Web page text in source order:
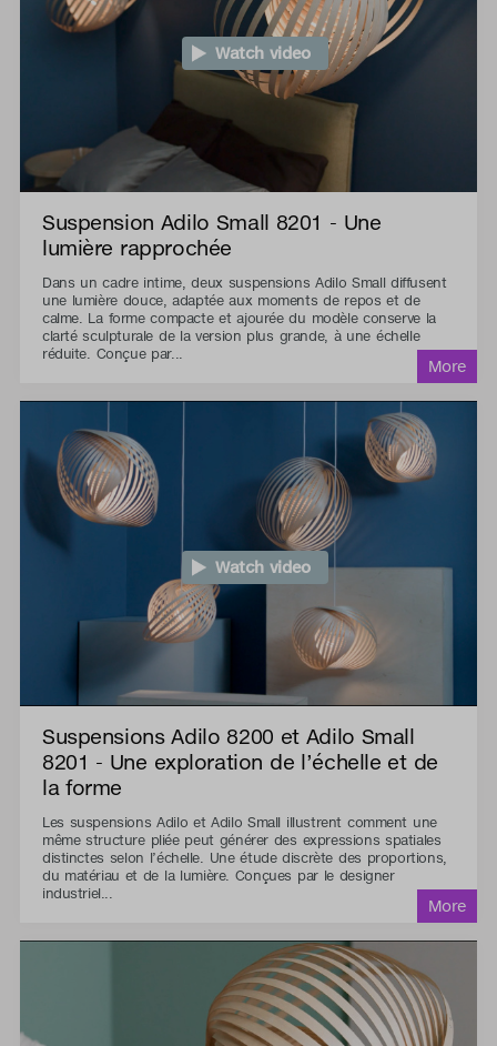
Watch video
Suspension Adilo Small 8201 - Une
lumière rapprochée
Dans un cadre intime, deux suspensions Adilo Small diffusent
une lumière douce, adaptée aux moments de repos et de
calme. La forme compacte et ajourée du modèle conserve la
clarté sculpturale de la version plus grande, à une échelle
réduite. Conçue par...
Watch video
Suspensions Adilo 8200 et Adilo Small
8201 - Une exploration de l’échelle et de
la forme
Les suspensions Adilo et Adilo Small illustrent comment une
même structure pliée peut générer des expressions spatiales
distinctes selon l’échelle. Une étude discrète des proportions,
du matériau et de la lumière. Conçues par le designer
industriel...